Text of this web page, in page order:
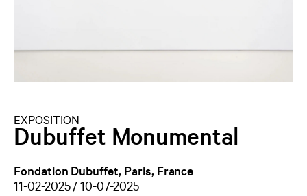
EXPOSITION
Dubuffet Monumental
Fondation Dubuffet, Paris, France
11-02-2025 / 10-07-2025